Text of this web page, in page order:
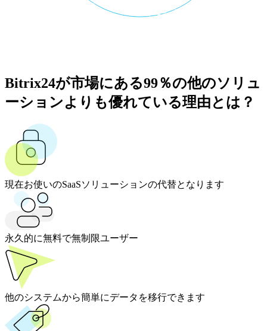
Bitrix24が市場にある99％の他のソリュ
ーションよりも優れている理由とは？
現在お使いのSaaSソリューションの代替となります
永久的に無料で無制限ユーザー
他のシステムから簡単にデータを移行できます